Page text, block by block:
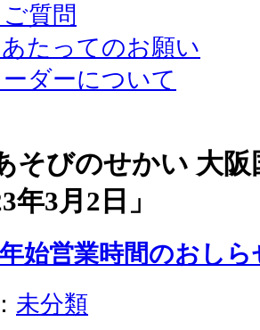
質問
たってのお願い
ダーについて
そびのせかい 大
年3月2日 」
始営業時間のおしら
未分類